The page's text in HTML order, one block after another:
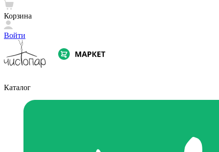
Корзина
Войти
Каталог